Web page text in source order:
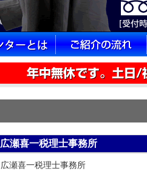
広瀬喜一税理士事務所
広瀬喜一税理士事務所